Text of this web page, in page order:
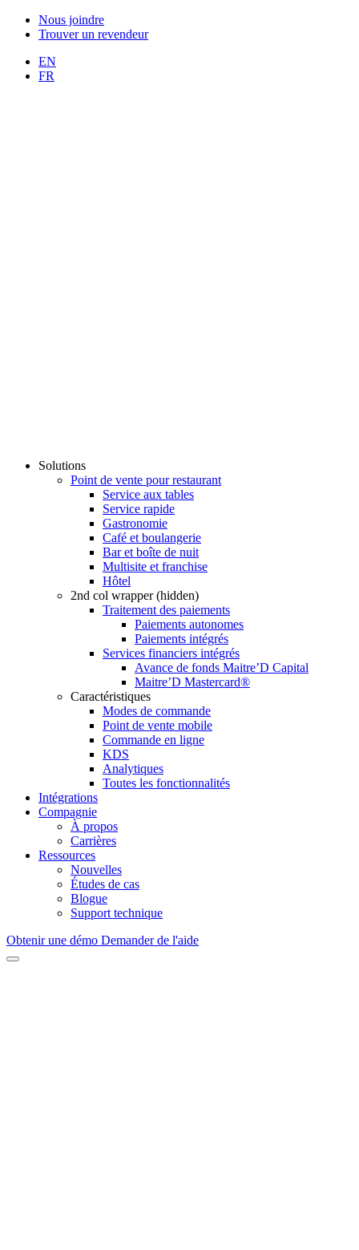
Nous joindre
Trouver un revendeur
EN
FR
Solutions
Point de vente pour restaurant
Service aux tables
Service rapide
Gastronomie
Café et boulangerie
Bar et boîte de nuit
Multisite et franchise
Hôtel
2nd col wrapper (hidden)
Traitement des paiements
Paiements autonomes
Paiements intégrés
Services financiers intégrés
Avance de fonds Maitre’D Capital
Maitre’D Mastercard®
Caractéristiques
Modes de commande
Point de vente mobile
Commande en ligne
KDS
Analytiques
Toutes les fonctionnalités
Intégrations
Compagnie
À propos
Carrières
Ressources
Nouvelles
Études de cas
Blogue
Support technique
Obtenir une démo Demander de l'aide